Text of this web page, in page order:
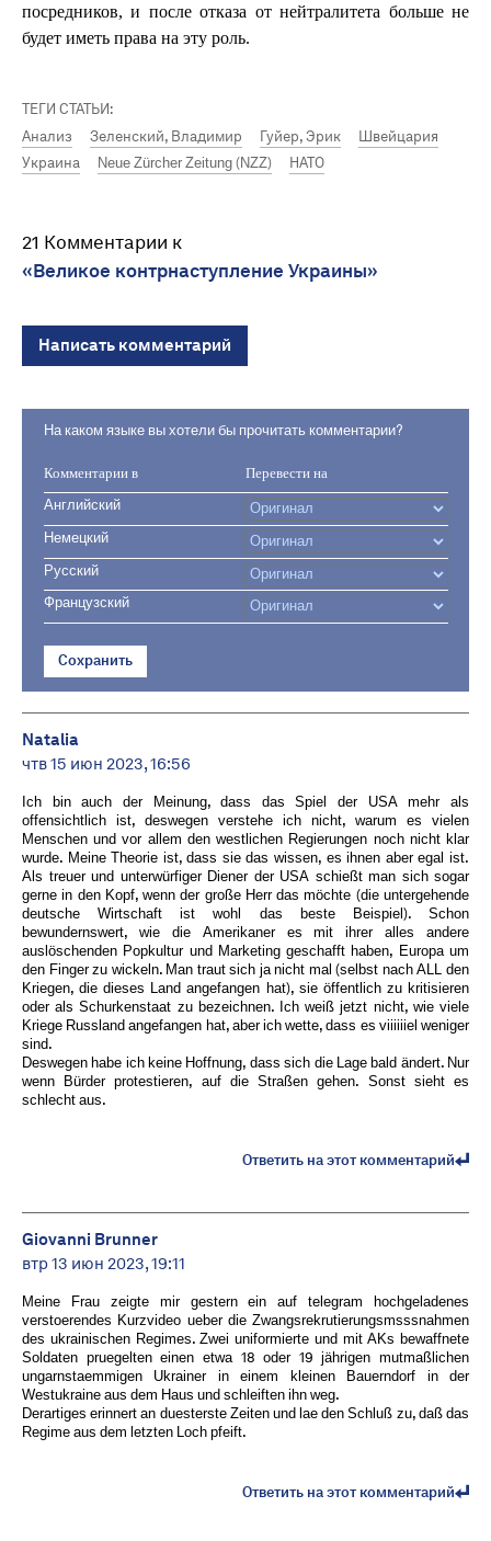
посредников, и после отказа от нейтралитета больше не
будет иметь права на эту роль.
ТЕГИ СТАТЬИ:
Анализ
Зеленский, Владимир Гуйер, Эрик
Швейцария
Украина
Neue Zürcher Zeitung (NZZ) НАТО
21 Комментарии к
«Великое контрнаступление Украины»
Написать комментарий
На каком языке вы хотели бы прочитать комментарии?
Комментарии в Перевести на
Английский
Немецкий
Русский
Французский
Сохранить
Natalia
чтв 15 июн 2023, 16:56
Ich bin auch der Meinung, dass das Spiel der USA mehr als
offensichtlich ist, deswegen verstehe ich nicht, warum es vielen
Menschen und vor allem den westlichen Regierungen noch nicht klar
wurde. Meine Theorie ist, dass sie das wissen, es ihnen aber egal ist.
Als treuer und unterwürfiger Diener der USA schießt man sich sogar
gerne in den Kopf, wenn der große Herr das möchte (die untergehende
deutsche Wirtschaft ist wohl das beste Beispiel). Schon
bewundernswert, wie die Amerikaner es mit ihrer alles andere
auslöschenden Popkultur und Marketing geschafft haben, Europa um
den Finger zu wickeln. Man traut sich ja nicht mal (selbst nach ALL den
Kriegen, die dieses Land angefangen hat), sie öffentlich zu kritisieren
oder als Schurkenstaat zu bezeichnen. Ich weiß jetzt nicht, wie viele
Kriege Russland angefangen hat, aber ich wette, dass es viiiiiiel weniger
sind.
Deswegen habe ich keine Hoffnung, dass sich die Lage bald ändert. Nur
wenn Bürder protestieren, auf die Straßen gehen. Sonst sieht es
schlecht aus.
Ответить на этот комментарий
Giovanni Brunner
втр 13 июн 2023, 19:11
Meine Frau zeigte mir gestern ein auf telegram hochgeladenes
verstoerendes Kurzvideo ueber die Zwangsrekrutierungsmsssnahmen
des ukrainischen Regimes. Zwei uniformierte und mit AKs bewaffnete
Soldaten pruegelten einen etwa 18 oder 19 jährigen mutmaßlichen
ungarnstaemmigen Ukrainer in einem kleinen Bauerndorf in der
Westukraine aus dem Haus und schleiften ihn weg.
Derartiges erinnert an duesterste Zeiten und lae den Schluß zu, daß das
Regime aus dem letzten Loch pfeift.
Ответить на этот комментарий